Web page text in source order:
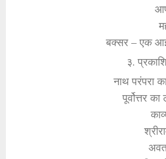
बक्सर – एक
३.
नाथ परंपरा
पूर्वोत्तर